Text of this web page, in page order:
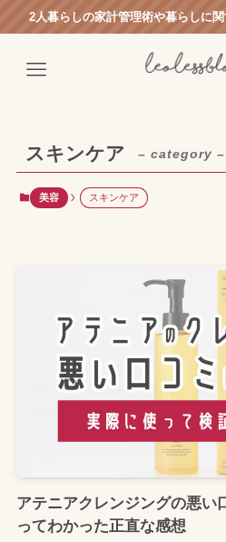
2人暮らしの家計管理術や暮らしに
スキンケア – category –
美容 スキンケア
アテニアクレンジングの悪い
ってわかった正直な感想